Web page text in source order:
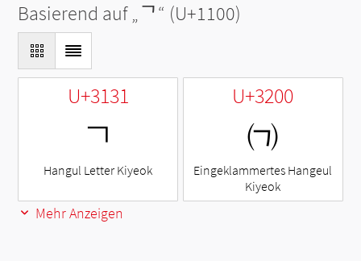
Basierend auf „ᄀ“ (U+1100)
U+3131
ㄱ
Hangul Letter Kiyeok
U+3200
㈀
Eingeklammertes Hangeul
Kiyeok
Mehr Anzeigen